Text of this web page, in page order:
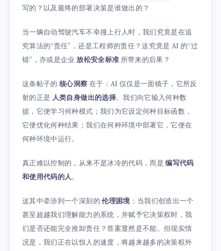
写的？以及最终的部署决策是谁做出的？
当一辆自动驾驶汽车不幸撞上行人时，我们究竟是在追
究算法的“责任”，还是工程师的责任？这究竟是 AI 的“过
错”，亦或是企业放松安全标准 所带来的后果？
这条帖子的核心洞察 在于：AI 仅仅是一面镜子，它所反
射的正是 人类自身做出的选择。我们向它输入何种数
据，它便学习何种模式；我们为它设定何种目标函数，
它便优化何种结果；我们在何种环境中部署它，它便在
何种环境中运行。
真正难以控制的，从来不是冰冷的代码，而是编写代码
和使用代码的人。
这其中牵涉到一个深刻的伦理困境 ：当我们创造出一个
甚至超越我们理解能力的系统，并赋予它决策权时，我
们是否还能完全推卸责任？答案显然是不能。但现实情
况是，我们正在以惊人的速度，将越来越多的决策权外